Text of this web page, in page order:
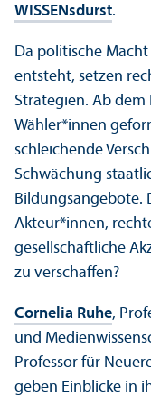
WISSENsdurst.
Da politische
entsteht, setzen
Strategien. Ab
Wähler*innen
schleichende
Schwächung
Bildungs­angebote.
Akteur*innen,
gesellschaft­liche
zu verschaffen?
Cornelia Ruhe,
und
Professor für
geben Einblicke in